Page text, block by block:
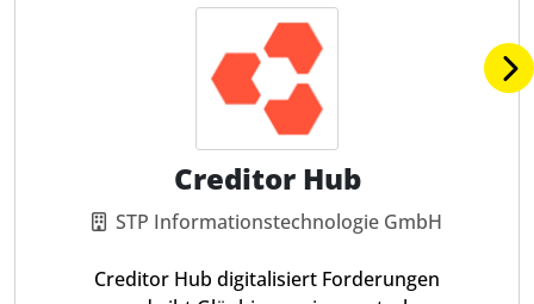
Creditor Hub
STP Informationstechnologie GmbH
Creditor Hub digitalisiert Forderungen